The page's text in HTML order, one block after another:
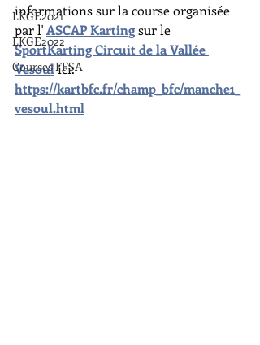
LKGE2021
LKGE2022
Courses FFSA
informations sur la course organisée
par l' ASCAP Karting sur le
SportKarting Circuit de la Vallée
Vesoul ici:
https://kartbfc.fr/champ_bfc/manche1_
vesoul.html